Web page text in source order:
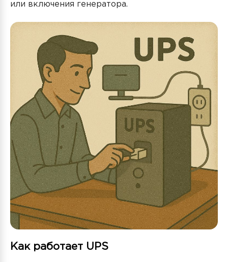
или включения генератора.
Как работает UPS